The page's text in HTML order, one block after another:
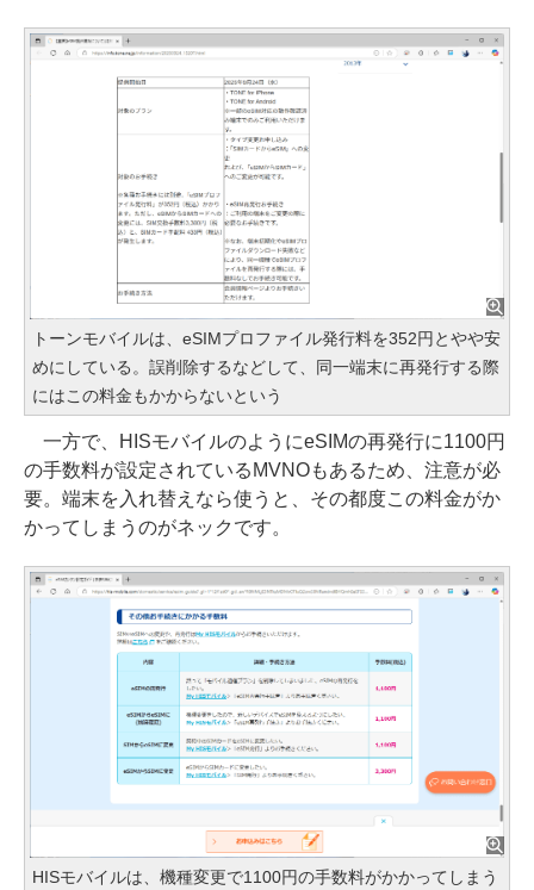
トーンモバイルは、eSIMプロファイル発行料を352円とやや安
めにしている。誤削除するなどして、同一端末に再発行する際
にはこの料金もかからないという
一方で、HISモバイルのようにeSIMの再発行に1100円
の手数料が設定されているMVNOもあるため、注意が必
要。端末を入れ替えなら使うと、その都度この料金がか
かってしまうのがネックです。
HISモバイルは、機種変更で1100円の手数料がかかってしまう